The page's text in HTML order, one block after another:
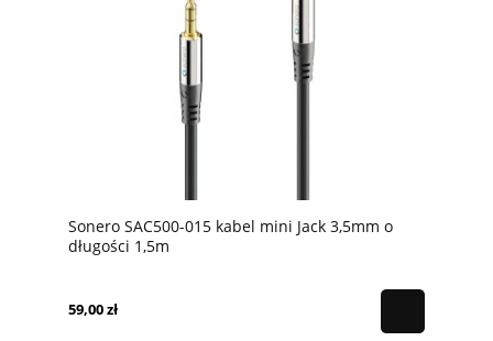
Sonero SAC500-015 kabel mini Jack 3,5mm o
długości 1,5m
59,00 zł